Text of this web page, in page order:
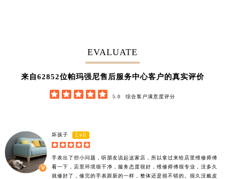
EVALUATE
来自62852位帕玛强尼售后服务中心客户的真实评价
     5.0 综合客户满意度评分
坏孩子 Lv6
    
手表出了些小问题，听朋友说起这家店，所以拿过来给店里维修师傅
看一下，店里环境很干净，服务态度很好，维修师傅很专业，没多久
就修好了，修完的手表跟新的一样，整体还是很不错的。很久没戴皮